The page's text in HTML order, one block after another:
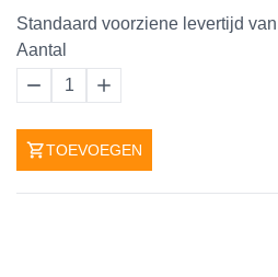
Standaard voorziene levertijd
Aantal
1
TOEVOEGEN